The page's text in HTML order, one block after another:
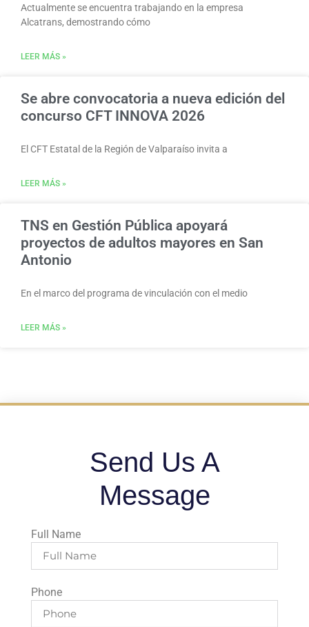
Actualmente se encuentra trabajando en la empresa
Alcatrans, demostrando cómo
LEER MÁS »
Se abre convocatoria a nueva edición del
concurso CFT INNOVA 2026
El CFT Estatal de la Región de Valparaíso invita a
LEER MÁS »
TNS en Gestión Pública apoyará
proyectos de adultos mayores en San
Antonio
En el marco del programa de vinculación con el medio
LEER MÁS »
Send Us A
Message
Full Name
Phone